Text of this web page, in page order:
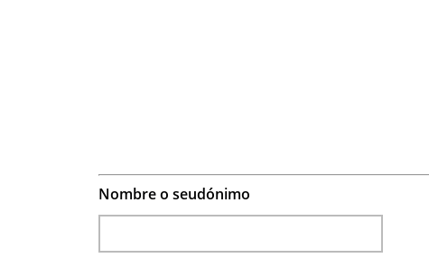
Nombre o seudónimo